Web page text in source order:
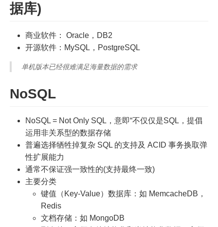
据库)
商业软件： Oracle，DB2
开源软件：MySQL，PostgreSQL
单机版本已经很难满足海量数据的需求
NoSQL
NoSQL = Not Only SQL，意即“不仅仅是SQL，提倡
运用非关系型的数据存储
普遍选择牺牲掉复杂 SQL 的支持及 ACID 事务换取弹
性扩展能力
通常不保证强一致性的(支持最终一致)
主要分类
键值（Key-Value）数据库：如 MemcacheDB，
Redis
文档存储：如 MongoDB